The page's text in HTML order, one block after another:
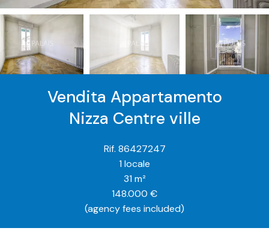
Vendita Appartamento
Nizza Centre ville
Rif. 86427247
1 locale
31 m²
148.000 €
(agency fees included)